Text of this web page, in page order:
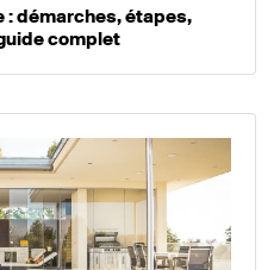
: démarches, étapes,
complet